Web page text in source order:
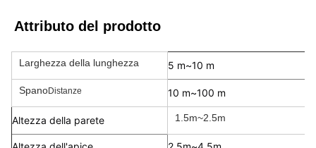
Attributo del prodotto
Larghezza della lunghezza 5 m~10 m
SpanoDistanze 10 m~100 m
Altezza della parete 1.5m~2.5m